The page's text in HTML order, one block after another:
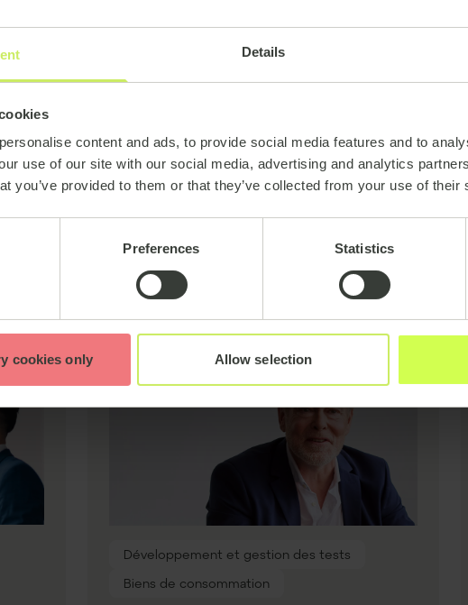
Details
content and ads, to provide social media features and to
use of our site with our social media, advertising and analytics
you’ve provided to them or that they’ve collected from your use of their
Preferences Statistics
cookies only Allow selection
Automobile
Transformer l'IT mondial de
Développement et gestion des tests
Biens de consommation